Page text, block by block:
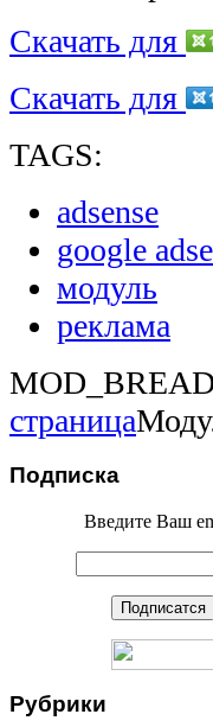
Скачать для
Скачать для
TAGS:
adsense
google
модуль
реклама
страница
Подписка
Введите Ваш
Рубрики